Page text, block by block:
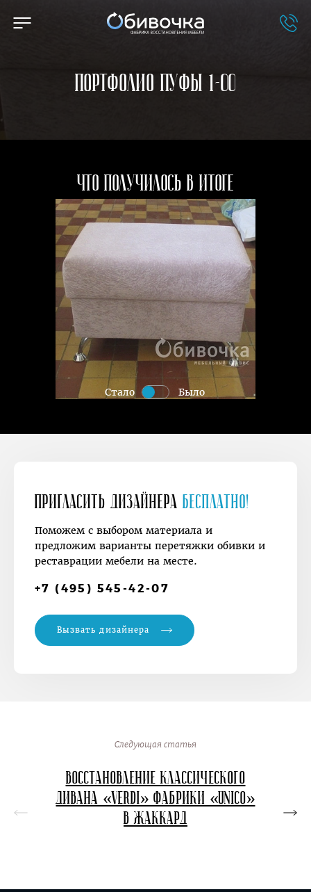
Портфолио Пуфы 1-00
Что получилось в итоге
Было
Стало
Пригласить дизайнера Бесплатно!
Поможем с выбором материала и
предложим варианты перетяжки обивки и
реставрации мебели на месте.
+7 (495) 545-42-07
Вызвать дизайнера
Следующая статья
Восстановление классического
дивана «Verdi» фабрики «Unico»
в жаккард